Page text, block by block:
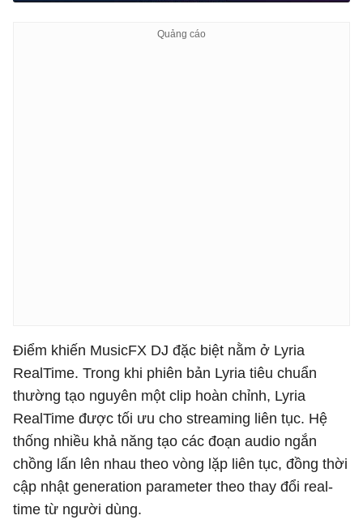
Điểm khiến MusicFX DJ đặc biệt nằm ở Lyria
RealTime. Trong khi phiên bản Lyria tiêu chuẩn
thường tạo nguyên một clip hoàn chỉnh, Lyria
RealTime được tối ưu cho streaming liên tục. Hệ
thống nhiều khả năng tạo các đoạn audio ngắn
chồng lấn lên nhau theo vòng lặp liên tục, đồng thời
cập nhật generation parameter theo thay đổi real-
time từ người dùng.